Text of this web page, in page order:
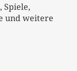
Spiele,
und weitere